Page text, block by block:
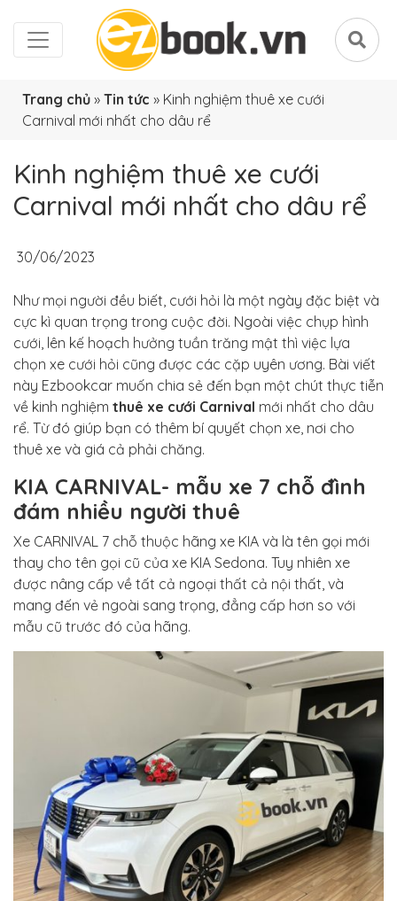
Trang chủ » Tin tức » Kinh nghiệm thuê xe cưới
Carnival mới nhất cho dâu rể
Kinh nghiệm thuê xe cưới
Carnival mới nhất cho dâu rể
30/06/2023
Như mọi người đều biết, cưới hỏi là một ngày đặc biệt và
cực kì quan trọng trong cuộc đời. Ngoài việc chụp hình
cưới, lên kế hoạch hưởng tuần trăng mật thì việc lựa
chọn xe cưới hỏi cũng được các cặp uyên ương. Bài viết
này Ezbookcar muốn chia sẻ đến bạn một chút thực tiễn
về kinh nghiệm thuê xe cưới Carnival mới nhất cho dâu
rể. Từ đó giúp bạn có thêm bí quyết chọn xe, nơi cho
thuê xe và giá cả phải chăng.
KIA CARNIVAL- mẫu xe 7 chỗ đình
đám nhiều người thuê
Xe CARNIVAL 7 chỗ thuộc hãng xe KIA và là tên gọi mới
thay cho tên gọi cũ của xe KIA Sedona. Tuy nhiên xe
được nâng cấp về tất cả ngoại thất cả nội thất, và
mang đến vẻ ngoài sang trọng, đẳng cấp hơn so với
mẫu cũ trước đó của hãng.